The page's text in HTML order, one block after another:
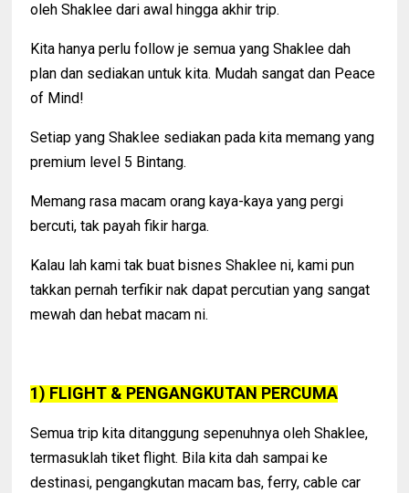
oleh Shaklee dari awal hingga akhir trip.
Kita hanya perlu follow je semua yang Shaklee dah
plan dan sediakan untuk kita. Mudah sangat dan Peace
of Mind!
Setiap yang Shaklee sediakan pada kita memang yang
premium level 5 Bintang.
Memang rasa macam orang kaya-kaya yang pergi
bercuti, tak payah fikir harga.
Kalau lah kami tak buat bisnes Shaklee ni, kami pun
takkan pernah terfikir nak dapat percutian yang sangat
mewah dan hebat macam ni.
1) FLIGHT & PENGANGKUTAN PERCUMA
Semua trip kita ditanggung sepenuhnya oleh Shaklee,
termasuklah tiket flight. Bila kita dah sampai ke
destinasi, pengangkutan macam bas, ferry, cable car